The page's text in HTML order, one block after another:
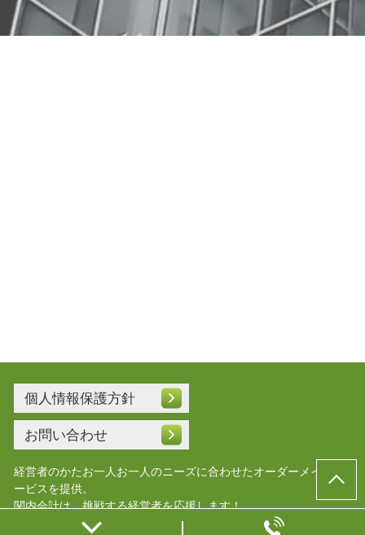
個人情報保護方針
お問い合わせ
経営者のかたお一人お一人のニーズに合わせたオーダーメイドサ
ービスを提供。
関内会計は、挑戦する経営者を応援します！
© 横浜会社設立.com